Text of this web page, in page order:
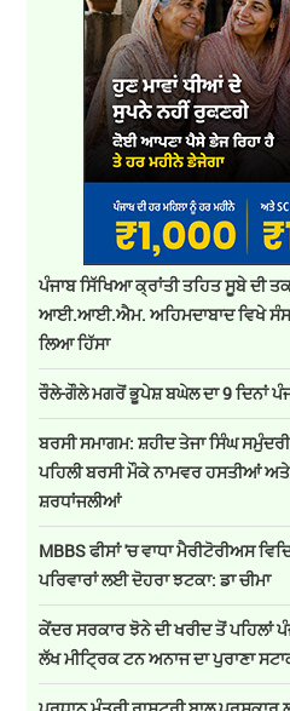
ਪੰਜਾਬ ਸਿੱਖਿਆ ਕ੍ਰਾਂਤੀ ਤਹਿਤ ਸੂਬੇ ਦੀ
ਆਈ.ਆਈ.ਐਮ. ਅਹਿਮਦਾਬਾਦ ਵਿਖੇ
ਲਿਆ ਹਿੱਸਾ
ਰੌਲੇ-ਗੌਲੇ ਮਗਰੋਂ ਭੂਪੇਸ਼ ਬਘੇਲ ਦਾ 9 ਦਿਨਾਂ
ਬਰਸੀ ਸਮਾਗਮ: ਸ਼ਹੀਦ ਤੇਜਾ ਸਿੰਘ
ਪਹਿਲੀ ਬਰਸੀ ਮੌਕੇ ਨਾਮਵਰ ਹਸਤੀਆਂ
ਸ਼ਰਧਾਂਜਲੀਆਂ
MBBS ਫੀਸਾਂ 'ਚ ਵਾਧਾ ਮੈਰੀਟੋਰੀਅਸ
ਪਰਿਵਾਰਾਂ ਲਈ ਦੋਹਰਾ ਝਟਕਾ: ਡਾ ਚੀਮਾ
ਕੇਂਦਰ ਸਰਕਾਰ ਝੋਨੇ ਦੀ ਖਰੀਦ ਤੋਂ ਪਹਿਲਾਂ
ਲੱਖ ਮੀਟ੍ਰਿਕ ਟਨ ਅਨਾਜ ਦਾ ਪੁਰਾਣਾ